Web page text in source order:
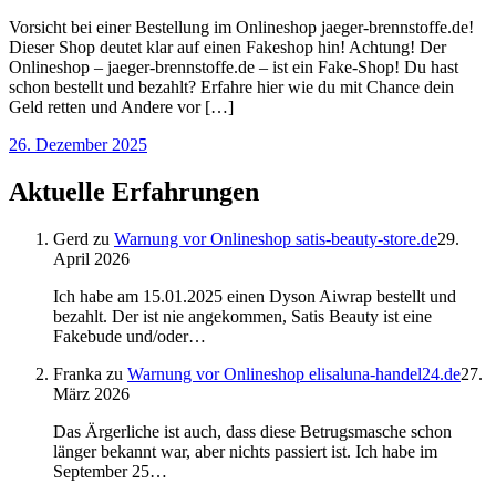
Vorsicht bei einer Bestellung im Onlineshop jaeger-brennstoffe.de!
Dieser Shop deutet klar auf einen Fakeshop hin! Achtung! Der
Onlineshop – jaeger-brennstoffe.de – ist ein Fake-Shop! Du hast
schon bestellt und bezahlt? Erfahre hier wie du mit Chance dein
Geld retten und Andere vor […]
26. Dezember 2025
Aktuelle Erfahrungen
Gerd zu Warnung vor Onlineshop satis-beauty-store.de29.
April 2026
Ich habe am 15.01.2025 einen Dyson Aiwrap bestellt und
bezahlt. Der ist nie angekommen, Satis Beauty ist eine
Fakebude und/oder…
Franka zu Warnung vor Onlineshop elisaluna-handel24.de27.
März 2026
Das Ärgerliche ist auch, dass diese Betrugsmasche schon
länger bekannt war, aber nichts passiert ist. Ich habe im
September 25…